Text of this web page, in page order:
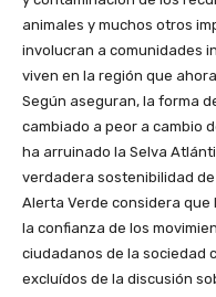
animales y muchos otros
involucran a comunidades
viven en la región que
Según aseguran, la forma
cambiado a peor a cambio
ha arruinado la Selva
verdadera sostenibilidad
Alerta Verde considera que
la confianza de los
ciudadanos de la sociedad
excluídos de la discusión